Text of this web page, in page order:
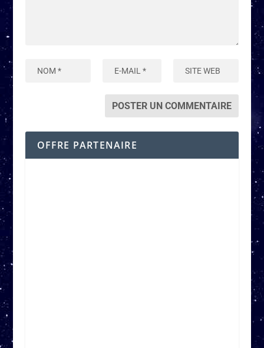
OFFRE PARTENAIRE